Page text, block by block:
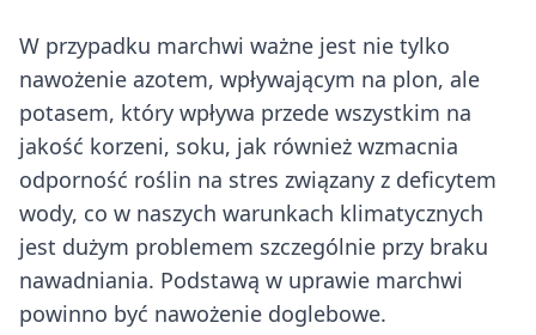
W przypadku marchwi ważne jest nie tylko
nawożenie azotem, wpływającym na plon, ale
potasem, który wpływa przede wszystkim na
jakość korzeni, soku, jak również wzmacnia
odporność roślin na stres związany z deficytem
wody, co w naszych warunkach klimatycznych
jest dużym problemem szczególnie przy braku
nawadniania. Podstawą w uprawie marchwi
powinno być nawożenie doglebowe.